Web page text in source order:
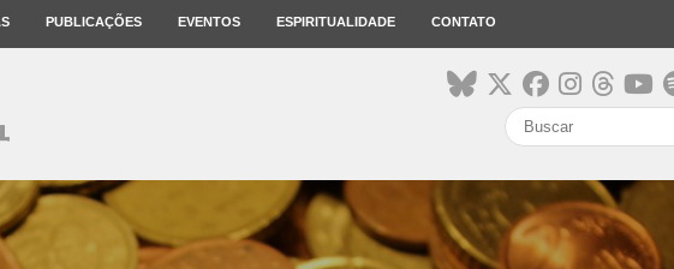
PUBLICAÇÕES EVENTOS ESPIRITUALIDADE CONTATO